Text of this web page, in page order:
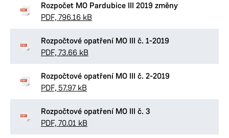
Rozpočet MO Pardubice III 2019 změny
PDF, 796.16 kB
Rozpočtové opatření MO III č. 1-2019
PDF, 73.66 kB
Rozpočtové opatření MO III č. 2-2019
PDF, 57.97 kB
Rozpočtové opatření MO III č. 3
PDF, 70.01 kB